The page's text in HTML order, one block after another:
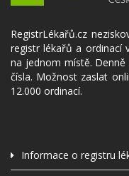
RegistrLékařů.cz
registr lékařů a ordinací
na jednom místě.
čísla. Možnost zaslat
12.000 ordinací.
Informace o registru